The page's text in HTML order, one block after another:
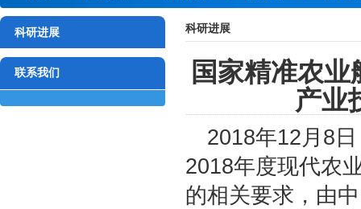
科研进展
联系我们
科研进展
国家精准农
产业
2018年12月8日
2018年度现代农
的相关要求，由